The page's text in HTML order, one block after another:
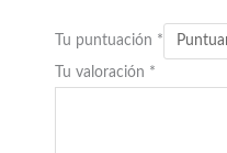
Tu puntuación *
Tu valoración *